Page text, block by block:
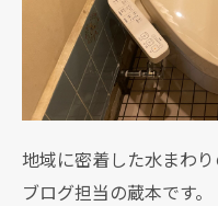
地域に密着した水まわ
ブログ担当の蔵本です。